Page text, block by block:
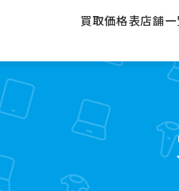
買取価格表店舗